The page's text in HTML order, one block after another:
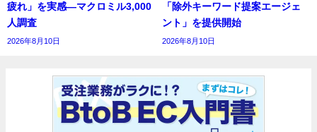
疲れ」を実感―マクロミル3,000
人調査
2026年8月10日
「除外キーワード提案エージェ
ント」を提供開始
2026年8月10日